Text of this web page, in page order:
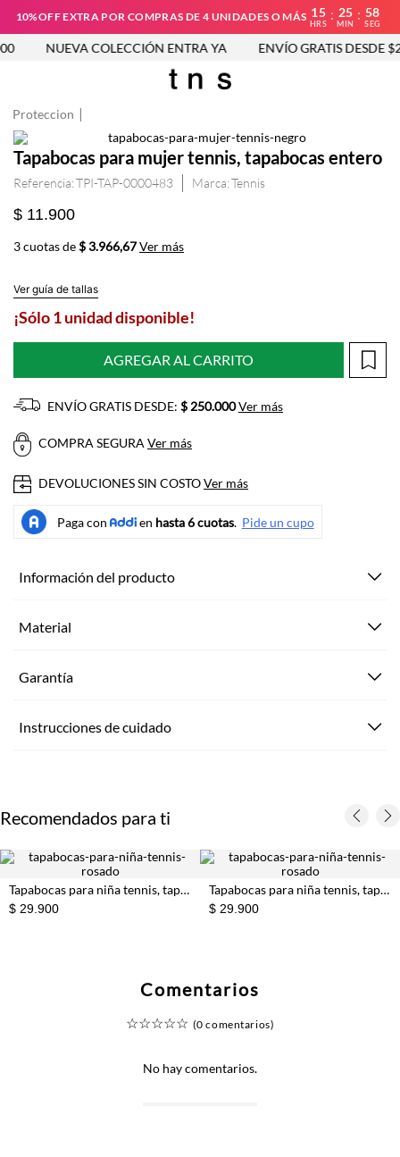
10%OFF EXTRA POR COMPRAS DE 4 UNIDADES O MÁS 15
HRS
: 25
MIN
: 57
SEG
NUEVA COLECCIÓN ENTRA YA ENVÍO GRATIS DESDE
Proteccion
Tapabocas para mujer tennis, tapabocas entero
Referencia:TPI-TAP-0000483 Tennis
$ 11.900
3 cuotas de$ 3.966,67Ver más
Ver guía de tallas
¡Sólo 1 unidad disponible!
AGREGAR AL CARRITO
ENVÍO GRATIS DESDE: $ 250.000Ver más
COMPRA SEGURA Ver más
DEVOLUCIONES SIN COSTOVer más
Información del producto
Material
Garantía
Instrucciones de cuidado
Recomendados para ti
Tapabocas para niña tennis, tapabocas entero
$ 29.900
Tapabocas para niña tennis, tapabocas entero
$ 29.900
Comentarios
☆☆☆☆☆ (0 comentarios)
No hay comentarios.